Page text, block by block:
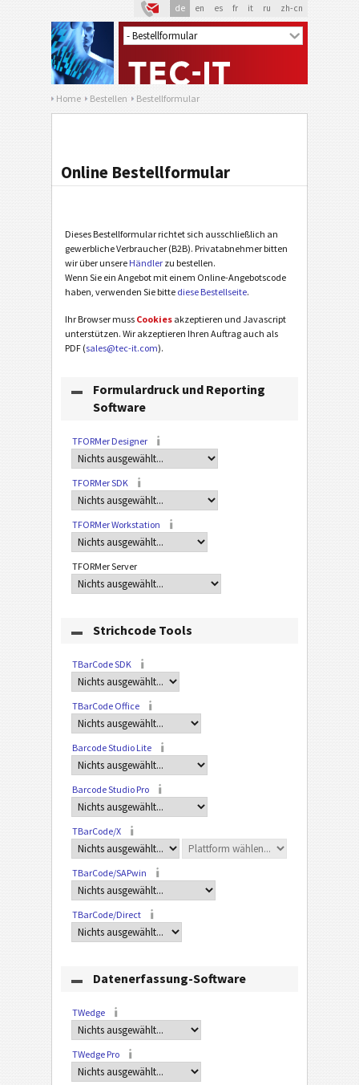
de en es fr it ru zh-cn
Home Bestellen Bestellformular
Online Bestellformular
Dieses Bestellformular richtet sich ausschließlich an
gewerbliche Verbraucher (B2B). Privatabnehmer bitten
wir über unsere Händler zu bestellen.
Wenn Sie ein Angebot mit einem Online-Angebotscode
haben, verwenden Sie bitte diese Bestellseite.
Ihr Browser muss Cookies akzeptieren und Javascript
unterstützen. Wir akzeptieren Ihren Auftrag auch als
PDF (sales@tec-it.com).
Formulardruck und Reporting
Software
TFORMer Designer
TFORMer SDK
TFORMer Workstation
TFORMer Server
Strichcode Tools
TBarCode SDK
TBarCode Office
Barcode Studio Lite
Barcode Studio Pro
TBarCode/X
TBarCode/SAPwin
TBarCode/Direct
Datenerfassung-Software
TWedge
TWedge Pro